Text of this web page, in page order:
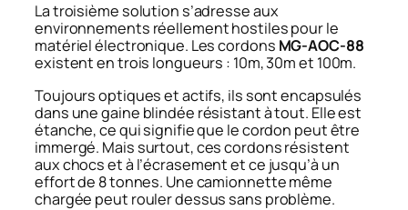
La troisième solution s’adresse aux
environnements réellement hostiles pour le
matériel électronique. Les cordons MG-AOC-88
existent en trois longueurs : 10m, 30m et 100m.
Toujours optiques et actifs, ils sont encapsulés
dans une gaine blindée résistant à tout. Elle est
étanche, ce qui signifie que le cordon peut être
immergé. Mais surtout, ces cordons résistent
aux chocs et à l’écrasement et ce jusqu’à un
effort de 8 tonnes. Une camionnette même
chargée peut rouler dessus sans problème.